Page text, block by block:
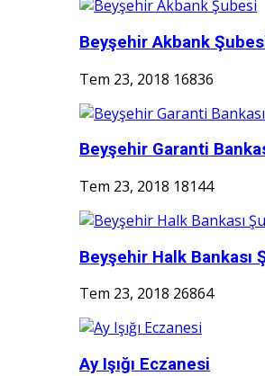
Beyşehir Akbank
Tem 23, 2018 16836
Beyşehir Garanti
Tem 23, 2018 18144
Beyşehir Halk Bankası
Tem 23, 2018 26864
Ay Işığı Eczanesi